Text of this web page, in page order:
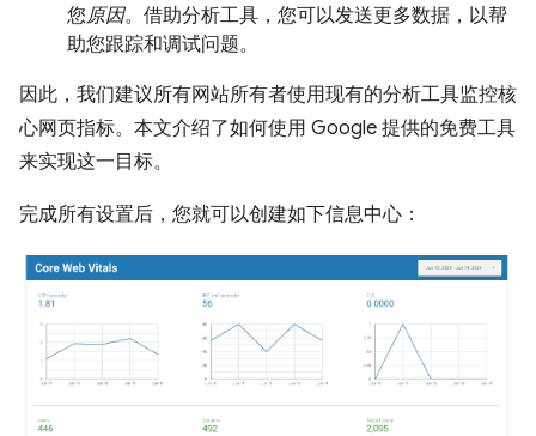
您原因。借助分析工具，您可以发送更多数据，以帮
助您跟踪和调试问题。
因此，我们建议所有网站所有者使用现有的分析工具监控核
心网页指标。本文介绍了如何使用 Google 提供的免费工具
来实现这一目标。
完成所有设置后，您就可以创建如下信息中心：